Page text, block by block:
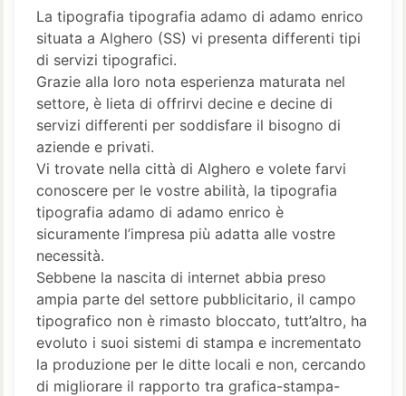
La tipografia tipografia adamo di adamo enrico
situata a Alghero (SS) vi presenta differenti tipi
di servizi tipografici.
Grazie alla loro nota esperienza maturata nel
settore, è lieta di offrirvi decine e decine di
servizi differenti per soddisfare il bisogno di
aziende e privati.
Vi trovate nella città di Alghero e volete farvi
conoscere per le vostre abilità, la tipografia
tipografia adamo di adamo enrico è
sicuramente l’impresa più adatta alle vostre
necessità.
Sebbene la nascita di internet abbia preso
ampia parte del settore pubblicitario, il campo
tipografico non è rimasto bloccato, tutt’altro, ha
evoluto i suoi sistemi di stampa e incrementato
la produzione per le ditte locali e non, cercando
di migliorare il rapporto tra grafica-stampa-